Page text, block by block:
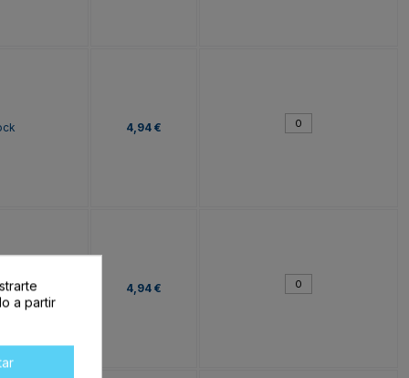
4,94 €
4,94 €
a partir